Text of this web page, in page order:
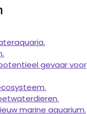
gevaar voor
marine aquarium.